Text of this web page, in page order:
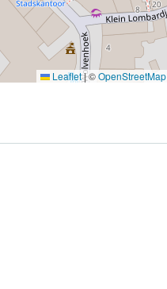
Leaflet|©OpenStreetMap